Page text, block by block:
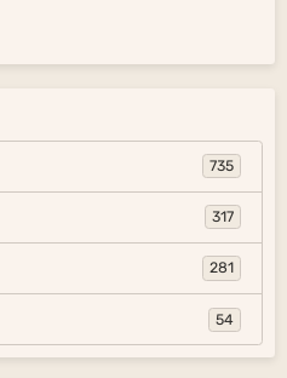
735
317
281
54